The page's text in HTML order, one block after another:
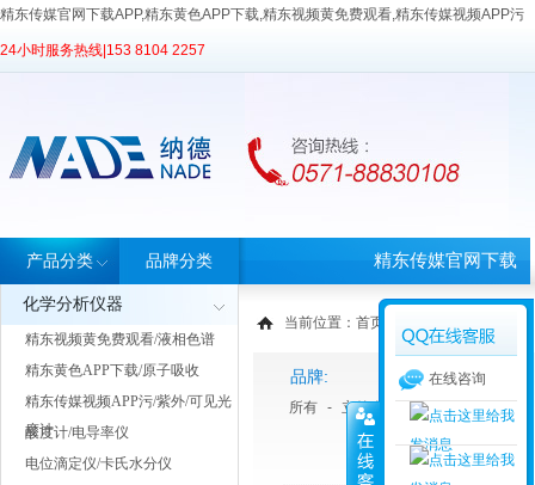
精东传媒官网下载APP,精东黄色APP下载,精东视频黄免费观看,精东传媒视频APP污
24小时服务热线| 153 8104 2257
产品分类
化学分析仪器
精东视频黄免费观看/液相色谱
精东黄色APP下载/原子吸收
精东传媒视频APP污/紫外/可见光
度计
酸度计/电导率仪
电位滴定仪/卡氏水分仪
品牌分类 精东传媒官网下载
APP首页
当前位置： 首页
品牌:
所有 - 立德泰勀 - 天美Techcomp
在线咨询